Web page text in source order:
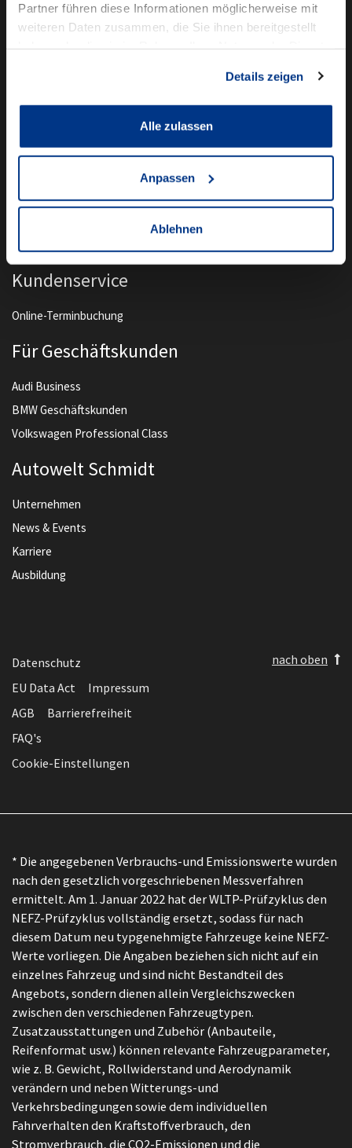
Partner führen diese Informationen möglicherweise mit
weiteren Daten zusammen, die Sie ihnen bereitgestellt
Details zeigen
Alle zulassen
Anpassen
Ablehnen
Newsletter Anmeldung
Gebrauchtwagen
Kundenservice
Online-Terminbuchung
Für Geschäftskunden
Audi Business
BMW Geschäftskunden
Volkswagen Professional Class
Autowelt Schmidt
Unternehmen
News & Events
Karriere
Ausbildung
Datenschutz
EU Data Act
Impressum
AGB
Barrierefreiheit
FAQ's
Cookie-Einstellungen
nach oben
* Die angegebenen Verbrauchs-und Emissionswerte wurden
nach den gesetzlich vorgeschriebenen Messverfahren
ermittelt. Am 1. Januar 2022 hat der WLTP-Prüfzyklus den
NEFZ-Prüfzyklus vollständig ersetzt, sodass für nach
diesem Datum neu typgenehmigte Fahrzeuge keine NEFZ-
Werte vorliegen. Die Angaben beziehen sich nicht auf ein
einzelnes Fahrzeug und sind nicht Bestandteil des
Angebots, sondern dienen allein Vergleichszwecken
zwischen den verschiedenen Fahrzeugtypen.
Zusatzausstattungen und Zubehör (Anbauteile,
Reifenformat usw.) können relevante Fahrzeugparameter,
wie z. B. Gewicht, Rollwiderstand und Aerodynamik
verändern und neben Witterungs-und
Verkehrsbedingungen sowie dem individuellen
Fahrverhalten den Kraftstoffverbrauch, den
Stromverbrauch, die CO2-Emissionen und die